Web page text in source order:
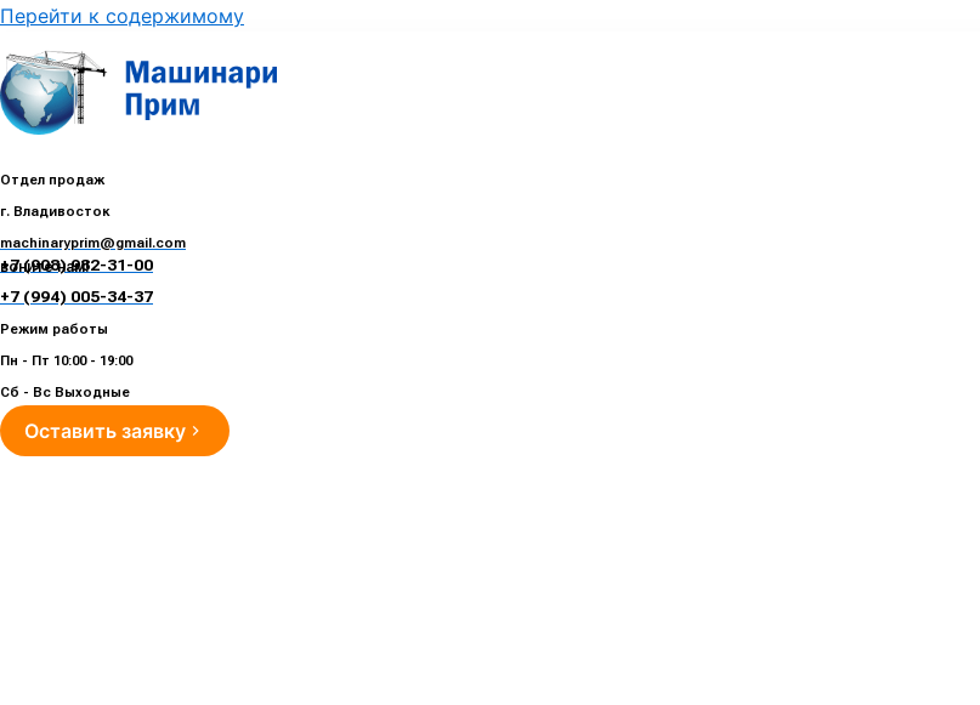
Перейти к содержимому
Отдел продаж
г. Владивосток
machinaryprim@gmail.com
нам!
+7 (908) 982-31-00
+7 (994) 005-34-37
Режим работы
Пн - Пт 10:00 - 19:00
Сб - Вс Выходные
Оставить заявку